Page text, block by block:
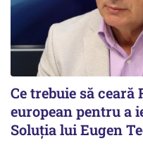
Ce trebuie să
european pentru a
Soluția lui Eugen